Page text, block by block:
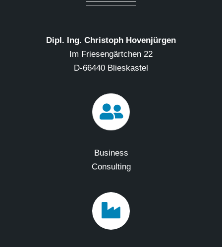
Dipl. Ing. Christoph Hovenjürgen
Im Friesengärtchen 22
D-66440 Blieskastel
Business
Consulting